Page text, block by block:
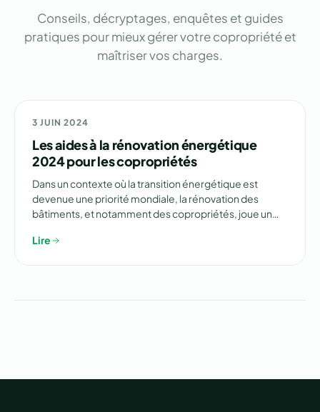
Conseils, décryptages, enquêtes et guides
pratiques pour mieux gérer votre copropriété et
maîtriser vos charges.
💶 FINANCEMENT
3 JUIN 2024
Les aides à la rénovation énergétique
2024 pour les copropriétés
Dans un contexte où la transition énergétique est
devenue une priorité mondiale, la rénovation des
bâtiments, et notamment des copropriétés, joue un…
Lire